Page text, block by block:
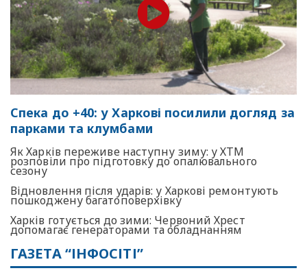
Спека до +40: у Харкові посилили догляд за
парками та клумбами
Як Харків переживе наступну зиму: у ХТМ
розповіли про підготовку до опалювального
сезону
Відновлення після ударів: у Харкові ремонтують
пошкоджену багатоповерхівку
Харків готується до зими: Червоний Хрест
допомагає генераторами та обладнанням
ГАЗЕТА “ІНФОСІТІ”